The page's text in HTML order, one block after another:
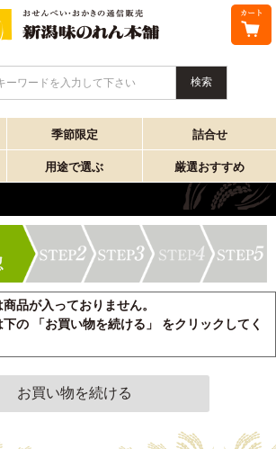
ーワードを入力して下さい
季節限定 詰合せ
用途で選ぶ 厳選おすすめ
品が入っておりません。
の 「お買い物を続ける」 をクリックしてく